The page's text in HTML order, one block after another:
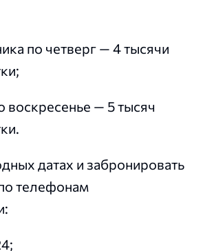
по четверг — 4 тысячи
воскресенье — 5 тысяч
датах и забронировать
телефонам